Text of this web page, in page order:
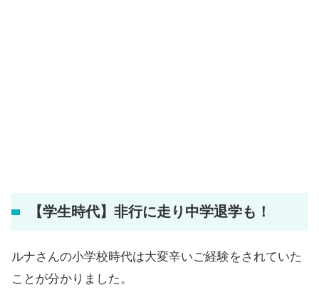
【学生時代】非行に走り中学退学も！
ルナさんの小学校時代は大変辛いご経験をされていた
ことが分かりました。